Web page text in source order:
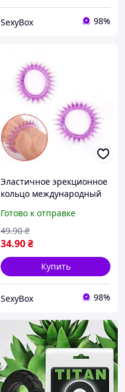
SexyBox 98%
Эластичное эрекционное
кольцо международный
насадка на член для
продления акта
Готово к отправке
34.90₴
49.90 ₴
Купить
SexyBox 98%